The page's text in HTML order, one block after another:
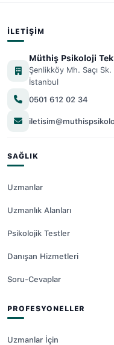
İLETIŞIM
Müthiş Psikoloji
Şenlikköy Mh. Saçı
İstanbul
0501 612 02 34
SAĞLIK
Uzmanlar
Uzmanlık Alanları
Psikolojik Testler
Danışan Hizmetleri
Soru-Cevaplar
PROFESYONELLER
Uzmanlar İçin